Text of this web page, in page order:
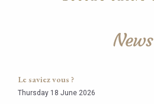
News
Le saviez vous ?
Thursday 18 June 2026